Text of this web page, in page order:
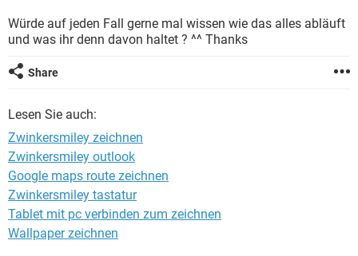
Würde auf jeden Fall gerne mal wissen wie das alles abläuft
und was ihr denn davon haltet ? ^^ Thanks
Share
Lesen Sie auch:
Zwinkersmiley zeichnen
Zwinkersmiley outlook
Google maps route zeichnen
Zwinkersmiley tastatur
Tablet mit pc verbinden zum zeichnen
Wallpaper zeichnen